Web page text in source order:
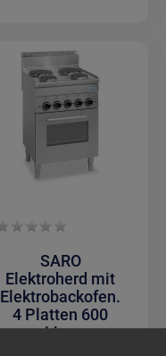
SARO
Elektroherd mit
Elektrobackofen.
4 Platten 600
Line